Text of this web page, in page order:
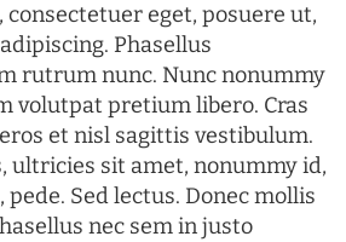
consectetuer eget, posuere ut,
Phasellus
rutrum nunc. Nunc nonummy
volutpat pretium libero. Cras
et nisl sagittis vestibulum.
ultricies sit amet, nonummy id,
Sed lectus. Donec mollis
nec sem in justo